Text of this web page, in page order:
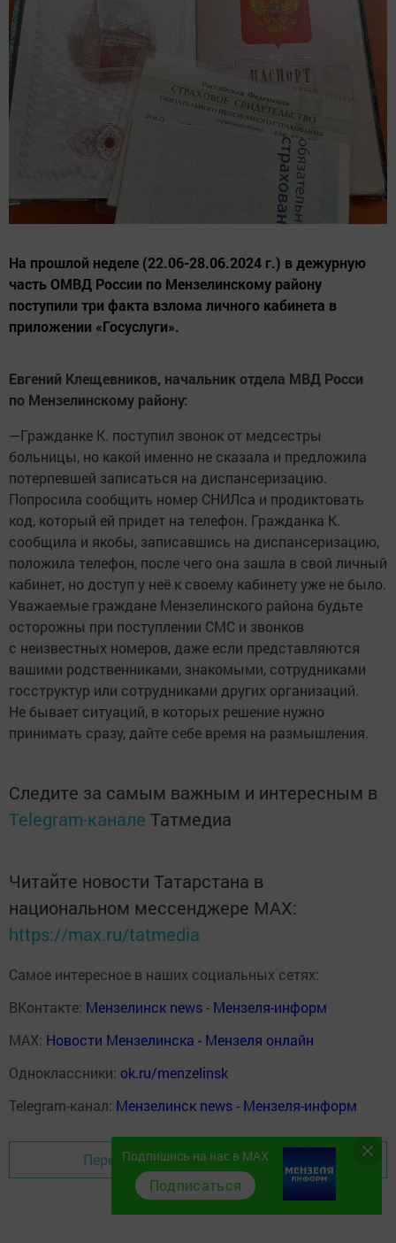
На прошлой неделе (22.06-28.06.2024 г.) в дежурную
часть ОМВД России по Мензелинскому району
поступили три факта взлома личного кабинета в
приложении «Госуслуги».
Евгений Клещевников, начальник отдела МВД Росси
по Мензелинскому району:
—Гражданке К. поступил звонок от медсестры
больницы, но какой именно не сказала и предложила
потерпевшей записаться на диспансеризацию.
Попросила сообщить номер СНИЛса и продиктовать
код, который ей придет на телефон. Гражданка К.
сообщила и якобы, записавшись на диспансеризацию,
положила телефон, после чего она зашла в свой личный
кабинет, но доступ у неё к своему кабинету уже не было.
Уважаемые граждане Мензелинского района будьте
осторожны при поступлении СМС и звонков
с неизвестных номеров, даже если представляются
вашими родственниками, знакомыми, сотрудниками
госструктур или сотрудниками других организаций.
Не бывает ситуаций, в которых решение нужно
принимать сразу, дайте себе время на размышления.
Следите за самым важным и интересным в
Telegram-канале Татмедиа
Читайте новости Татарстана в
национальном мессенджере MАХ:
https://max.ru/tatmedia
Самое интересное в наших социальных сетях:
ВКонтакте: Мензелинск news - Мензеля-информ
MAX: Новости Мензелинска - Мензеля онлайн
Одноклассники: ok.ru/menzelinsk
Telegram-канал: Мензелинск news - Мензеля-информ
Перейти на страницу новости
Подпишись на нас в MAX
Подписаться